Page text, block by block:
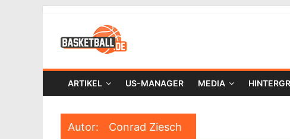
ARTIKEL US-MANAGER MEDIA
Autor: Conrad Ziesch